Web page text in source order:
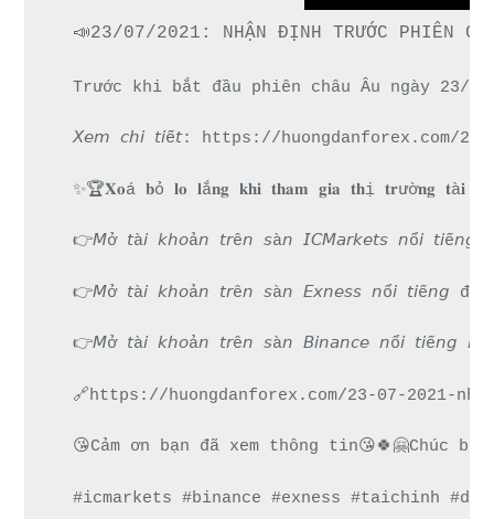
📣23/07/2021: NHẬN ĐỊNH TRƯỚC PHIÊN
Trước khi bắt đầu phiên châu Âu ngày 23/
𝘟𝘦𝘮 𝘤𝘩𝘪 𝘵𝘪ế𝘵: https://huongdanforex.com/
✨🏆𝐗𝐨á 𝐛ỏ 𝐥𝐨 𝐥ắ𝐧𝐠 𝐤𝐡𝐢 𝐭𝐡𝐚𝐦 𝐠𝐢𝐚 𝐭𝐡ị 𝐭𝐫ườ𝐧𝐠 𝐭à𝐢
👉𝘔ở 𝘵à𝘪 𝘬𝘩𝘰ả𝘯 𝘵𝘳ê𝘯 𝘴à𝘯 𝘐𝘊𝘔𝘢𝘳𝘬𝘦𝘵𝘴 𝘯ổ𝘪
👉𝘔ở 𝘵à𝘪 𝘬𝘩𝘰ả𝘯 𝘵𝘳ê𝘯 𝘴à𝘯 𝘌𝘹𝘯𝘦𝘴𝘴 𝘯ổ𝘪 𝘵𝘪ế𝘯𝘨
👉𝘔ở 𝘵à𝘪 𝘬𝘩𝘰ả𝘯 𝘵𝘳ê𝘯 𝘴à𝘯 𝘉𝘪𝘯𝘢𝘯𝘤𝘦 𝘯ổ𝘪
🔗https://huongdanforex.com/23-07-2021-
😘Cảm ơn bạn đã xem thông tin😘🍀🤗Chúc
#icmarkets #binance #exness #taichinh